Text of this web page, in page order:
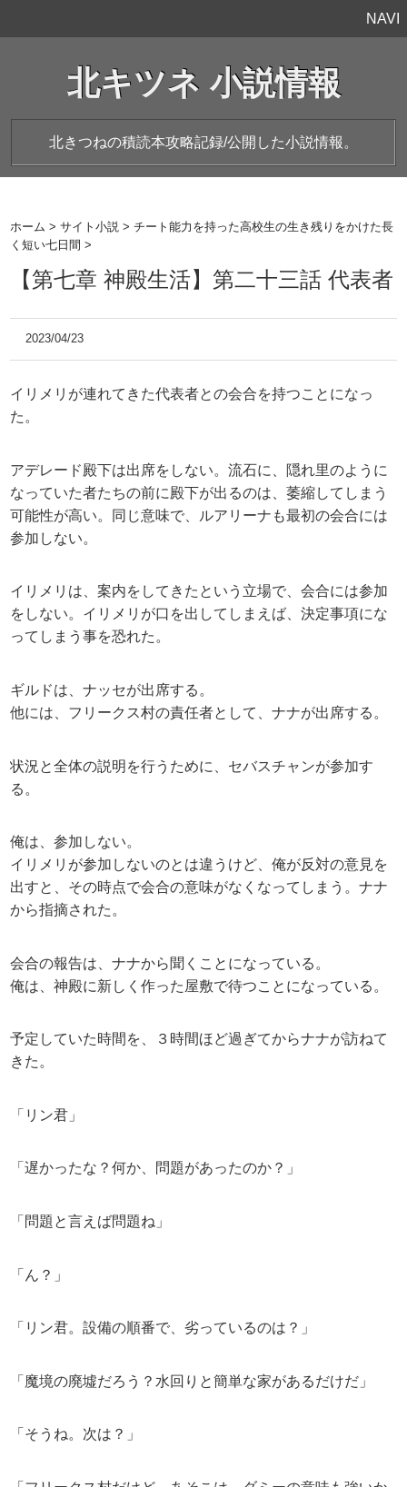
NAVI
北キツネ 小説情報
北きつねの積読本攻略記録/公開した小説情報。
ホーム >サイト小説 >チート能力を持った高校生の生き残りをかけた長
く短い七日間 >
【第七章 神殿生活】第二十三話 代表者
2023/04/23
イリメリが連れてきた代表者との会合を持つことになっ
た。
アデレード殿下は出席をしない。流石に、隠れ里のように
なっていた者たちの前に殿下が出るのは、萎縮してしまう
可能性が高い。同じ意味で、ルアリーナも最初の会合には
参加しない。
イリメリは、案内をしてきたという立場で、会合には参加
をしない。イリメリが口を出してしまえば、決定事項にな
ってしまう事を恐れた。
ギルドは、ナッセが出席する。
他には、フリークス村の責任者として、ナナが出席する。
状況と全体の説明を行うために、セバスチャンが参加す
る。
俺は、参加しない。
イリメリが参加しないのとは違うけど、俺が反対の意見を
出すと、その時点で会合の意味がなくなってしまう。ナナ
から指摘された。
会合の報告は、ナナから聞くことになっている。
俺は、神殿に新しく作った屋敷で待つことになっている。
予定していた時間を、３時間ほど過ぎてからナナが訪ねて
きた。
「リン君」
「遅かったな？何か、問題があったのか？」
「問題と言えば問題ね」
「ん？」
「リン君。設備の順番で、劣っているのは？」
「魔境の廃墟だろう？水回りと簡単な家があるだけだ」
「そうね。次は？」